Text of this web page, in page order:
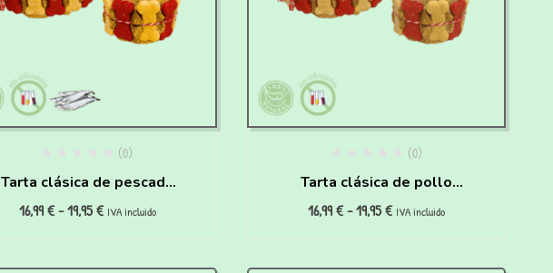
(0)
Tarta clásica de pescado
para perros
16,99€-19,95€ IVA incluido
(0)
Tarta clásica de pollo
para perros
16,99€-19,95€ IVA incluido